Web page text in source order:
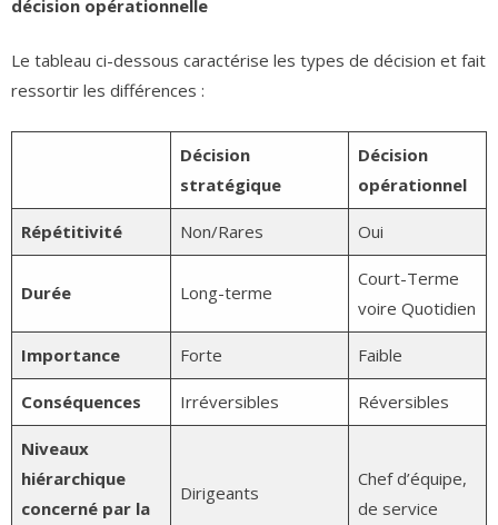
décision opérationnelle
Le tableau ci-dessous caractérise les types de décision et fait
ressortir les différences :
Décision
stratégique
Décision
opérationnel
Répétitivité Non/Rares Oui
Durée Long-terme
Court-Terme
voire Quotidien
Importance Forte Faible
Conséquences Irréversibles Réversibles
Niveaux
hiérarchique
concerné par la
Dirigeants
Chef d’équipe,
de service